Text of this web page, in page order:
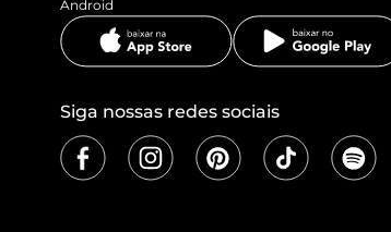
Android
Siga nossas redes sociais